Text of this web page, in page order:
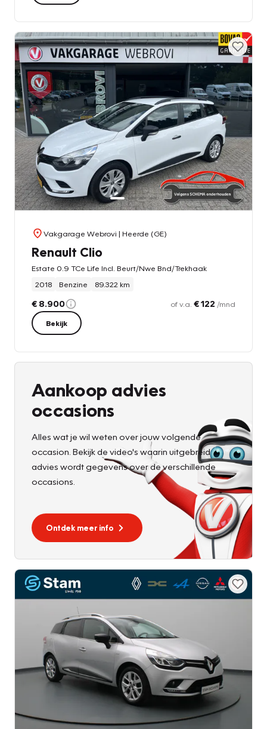
Vakgarage Webrovi | Heerde (GE)
Renault Clio
Estate 0.9 TCe Life Incl. Beurt/Nwe Bnd/Trekhaak
2018
Benzine 89.322 km
€ 8.900 of v.a. € 122 /mnd
Bekijk
Aankoop advies
occasions
Alles wat je wil weten over jouw volgende
occasion. Bekijk de video's waarin uitgebreid
advies wordt gegevens over de verschillende
occasions.
Ontdek meer info